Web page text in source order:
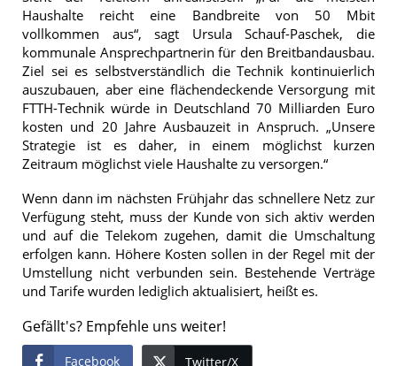
Haushalte reicht eine Bandbreite von 50 Mbit
vollkommen aus“, sagt Ursula Schauf-Paschek, die
kommunale Ansprechpartnerin für den Breitbandausbau.
Ziel sei es selbstverständlich die Technik kontinuierlich
auszubauen, aber eine flächendeckende Versorgung mit
FTTH-Technik würde in Deutschland 70 Milliarden Euro
kosten und 20 Jahre Ausbauzeit in Anspruch. „Unsere
Strategie ist es daher, in einem möglichst kurzen
Zeitraum möglichst viele Haushalte zu versorgen.“
Wenn dann im nächsten Frühjahr das schnellere Netz zur
Verfügung steht, muss der Kunde von sich aktiv werden
und auf die Telekom zugehen, damit die Umschaltung
erfolgen kann. Höhere Kosten sollen in der Regel mit der
Umstellung nicht verbunden sein. Bestehende Verträge
und Tarife wurden lediglich aktualisiert, heißt es.
Gefällt's? Empfehle uns weiter!
Facebook Twitter/X